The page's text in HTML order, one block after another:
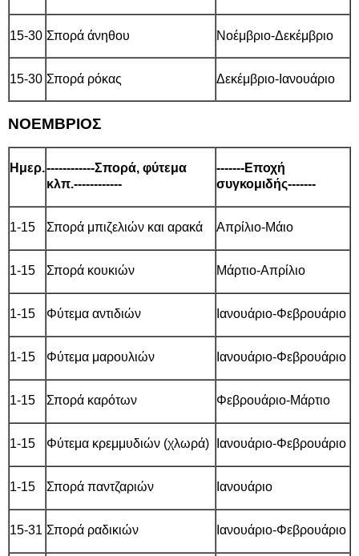
15-30 Σπορά άνηθου Νοέμβριο-Δεκέμβριο
15-30 Σπορά ρόκας Δεκέμβριο-Ιανουάριο
ΝΟΕΜΒΡΙΟΣ
Ημερ.------------Σπορά, φύτεμα
κλπ.------------
-------Εποχή
συγκομιδής-------
1-15 Σπορά μπιζελιών και αρακά Απρίλιο-Μάιο
1-15 Σπορά κουκιών Μάρτιο-Απρίλιο
1-15 Φύτεμα αντιδιών Ιανουάριο-Φεβρουάριο
1-15 Φύτεμα μαρουλιών Ιανουάριο-Φεβρουάριο
1-15 Σπορά καρότων Φεβρουάριο-Μάρτιο
1-15 Φύτεμα κρεμμυδιών (χλωρά) Ιανουάριο-Φεβρουάριο
1-15 Σπορά παντζαριών Ιανουάριο
15-31 Σπορά ραδικιών Ιανουάριο-Φεβρουάριο